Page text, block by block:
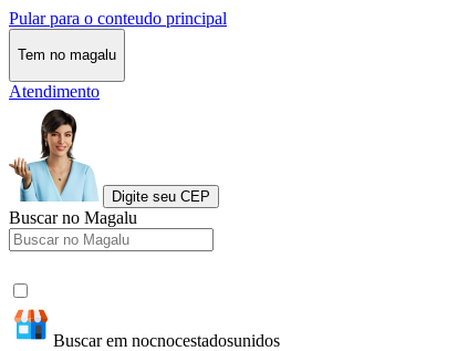
Pular para o conteudo principal
Tem no magalu
Atendimento
Digite seu CEP
Buscar no Magalu
Buscar em nocnocestadosunidos